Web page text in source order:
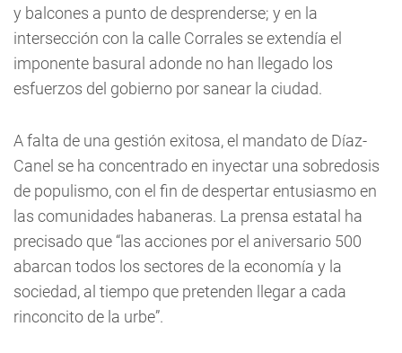
y balcones a punto de desprenderse; y en la
intersección con la calle Corrales se extendía el
imponente basural adonde no han llegado los
esfuerzos del gobierno por sanear la ciudad.
A falta de una gestión exitosa, el mandato de Díaz-
Canel se ha concentrado en inyectar una sobredosis
de populismo, con el fin de despertar entusiasmo en
las comunidades habaneras. La prensa estatal ha
precisado que “las acciones por el aniversario 500
abarcan todos los sectores de la economía y la
sociedad, al tiempo que pretenden llegar a cada
rinconcito de la urbe”.